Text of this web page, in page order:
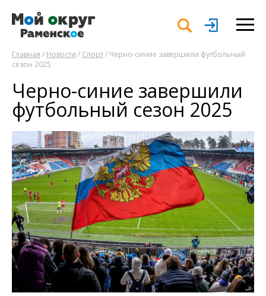
Главная / Новости / Спорт/ Черно-синие завершили футбольный
сезон 2025
Черно-синие завершили
футбольный сезон 2025